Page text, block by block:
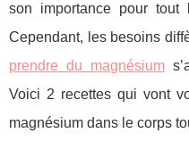
son importance pour tout
Cependant, les besoins
prendre du magnésium
Voici 2 recettes qui vont
magnésium dans le corps